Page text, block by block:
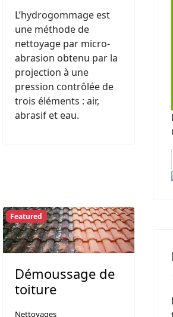
L’hydrogommage est
une méthode de
nettoyage par micro-
abrasion obtenu par la
projection à une
pression contrôlée de
trois éléments : air,
abrasif et eau.
Featured
Démoussage de
toiture
Nettoyages